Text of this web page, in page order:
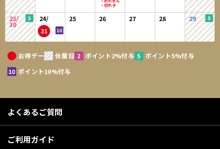
23/
30
24/
31
25 26 27 28 29
お得デー 休業日 ポイント2%付与
ポイント5%付与
ポイント10%付与
よくあるご質問
ご利用ガイド